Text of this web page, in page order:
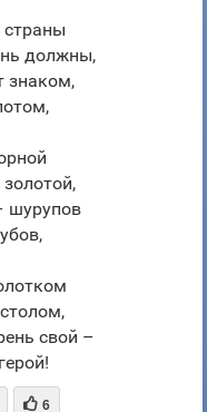
должны,
знаком,
шурупов
свой –
 6